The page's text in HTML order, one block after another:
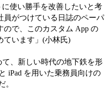
使い勝手を改善したいと考
員がつけている日誌のペーパ
ので、このカスタム App の
ています」(小林氏)
て、新しい時代の地下鉄を形
iPad を用いた乗務員向けの
。